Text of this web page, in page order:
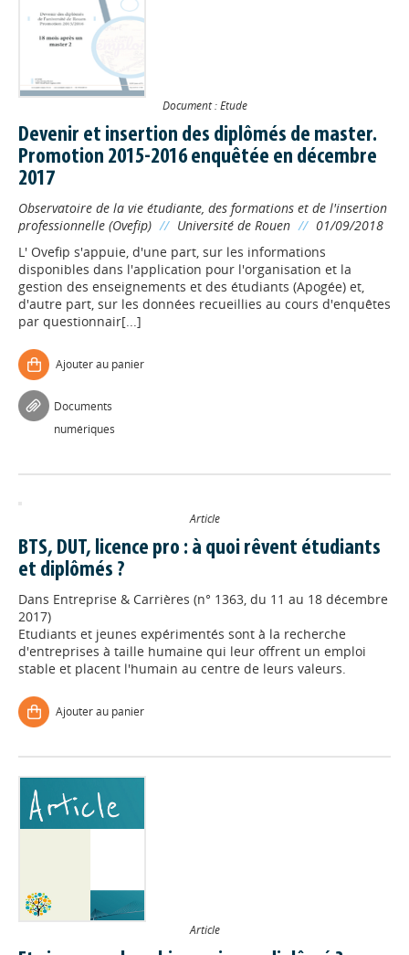
Document : Etude
Devenir et insertion des diplômés de master.
Promotion 2015-2016 enquêtée en décembre
2017
Observatoire de la vie étudiante, des formations et de l'insertion
professionnelle (Ovefip) // Université de Rouen // 01/09/2018
L' Ovefip s'appuie, d'une part, sur les informations
disponibles dans l'application pour l'organisation et la
gestion des enseignements et des étudiants (Apogée) et,
d'autre part, sur les données recueillies au cours d'enquêtes
par questionnair[...]
Ajouter au panier
Documents
numériques
Article
BTS, DUT, licence pro : à quoi rêvent étudiants
et diplômés ?
Dans Entreprise & Carrières (n° 1363, du 11 au 18 décembre
2017)
Etudiants et jeunes expérimentés sont à la recherche
d'entreprises à taille humaine qui leur offrent un emploi
stable et placent l'humain au centre de leurs valeurs.
Ajouter au panier
Article